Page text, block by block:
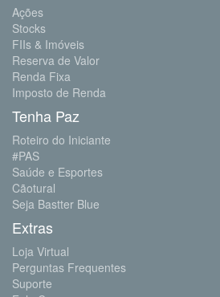
Ações
Stocks
FIIs & Imóveis
Reserva de Valor
Renda Fixa
Imposto de Renda
Tenha Paz
Roteiro do Iniciante
#PAS
Saúde e Esportes
Cãotural
Seja Bastter Blue
Extras
Loja Virtual
Perguntas Frequentes
Suporte